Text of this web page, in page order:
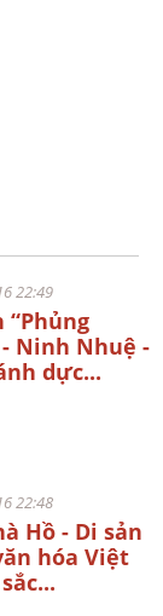
22:49
“Phủng
Ninh Nhuệ -
dực...
22:48
Hồ - Di sản
hóa Việt